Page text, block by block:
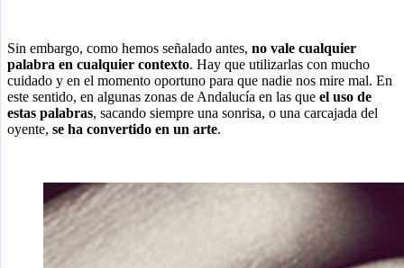
Sin embargo, como hemos señalado antes, no vale cualquier
palabra en cualquier contexto. Hay que utilizarlas con mucho
cuidado y en el momento oportuno para que nadie nos mire mal. En
este sentido, en algunas zonas de Andalucía en las que el uso de
estas palabras, sacando siempre una sonrisa, o una carcajada del
oyente, se ha convertido en un arte.